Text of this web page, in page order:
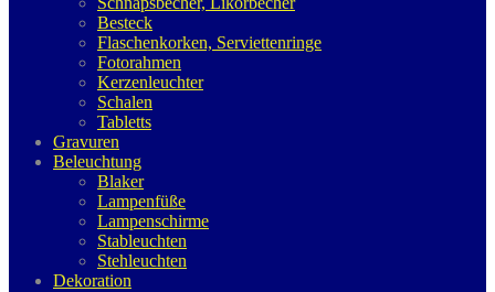
Besteck
Flaschenkorken, Serviettenringe
Fotorahmen
Kerzenleuchter
Schalen
Tabletts
Gravuren
Beleuchtung
Blaker
Lampenfüße
Lampenschirme
Stableuchten
Stehleuchten
Dekoration